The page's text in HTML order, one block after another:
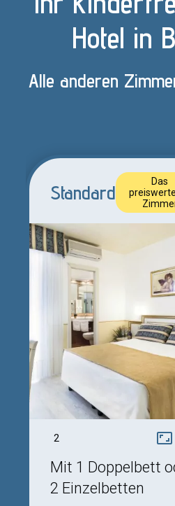
Hotel in
Alle anderen
Standard
Das
2 aspect_ratio
Mit 1 Doppelbett
2 Einzelbetten